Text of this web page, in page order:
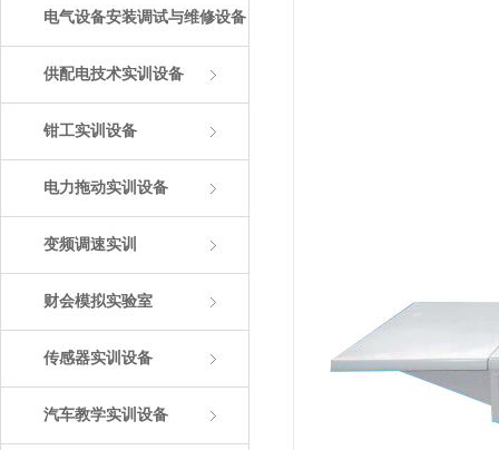
电气设备安装调试与维修设备
供配电技术实训设备
钳工实训设备
电力拖动实训设备
变频调速实训
财会模拟实验室
传感器实训设备
汽车教学实训设备